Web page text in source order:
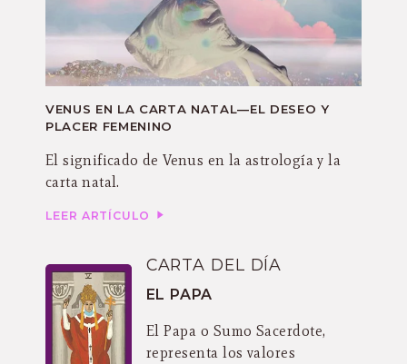
VENUS EN LA CARTA NATAL—EL DESEO Y
PLACER FEMENINO
El significado de Venus en la astrología y la
carta natal.
LEER ARTÍCULO
CARTA DEL DÍA
EL PAPA
El Papa o Sumo Sacerdote,
representa los valores